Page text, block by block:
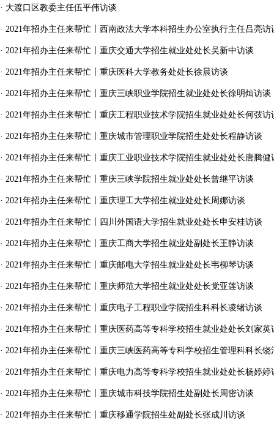
· 大渡口区教委主任伍平伟访谈
· 2021年招办主任来帮忙丨西南政法大学本科招生办公室执行主任吕亮访
· 2021年招办主任来帮忙丨重庆交通大学招生就业处处长吴新中访谈
· 2021年招办主任来帮忙丨重庆医科大学教务处处长徐晨访谈
· 2021年招办主任来帮忙丨重庆三峡职业学院招生就业处处长徐明灿访谈
· 2021年招办主任来帮忙丨重庆工程职业技术学院招生就业处处长何弢访
· 2021年招办主任来帮忙丨重庆城市管理职业学院招生处处长程静访谈
· 2021年招办主任来帮忙丨重庆工业职业技术学院招生就业处处长唐腾健
· 2021年招办主任来帮忙丨重庆三峡学院招生就业处处长曾继平访谈
· 2021年招办主任来帮忙丨重庆理工大学招生就业处处长周娜访谈
· 2021年招办主任来帮忙丨四川外国语大学招生就业处处长申安桂访谈
· 2021年招办主任来帮忙丨重庆工商大学招生就业处副处长王静访谈
· 2021年招办主任来帮忙丨重庆邮电大学招生就业处处长韦柳琴访谈
· 2021年招办主任来帮忙丨重庆师范大学招生就业处处长党亚莲访谈
· 2021年招办主任来帮忙丨重庆电子工程职业学院招生科科长凌绪访谈
· 2021年招办主任来帮忙丨重庆医药高等专科学校招生就业处处长刘家英
· 2021年招办主任来帮忙丨重庆三峡医药高等专科学校招生管理科科长饶
· 2021年招办主任来帮忙丨重庆电力高等专科学校招生就业处处长杨婷婷
· 2021年招办主任来帮忙丨重庆城市科技学院招生处副处长周密访谈
· 2021年招办主任来帮忙丨重庆移通学院招生处副处长张成川访谈